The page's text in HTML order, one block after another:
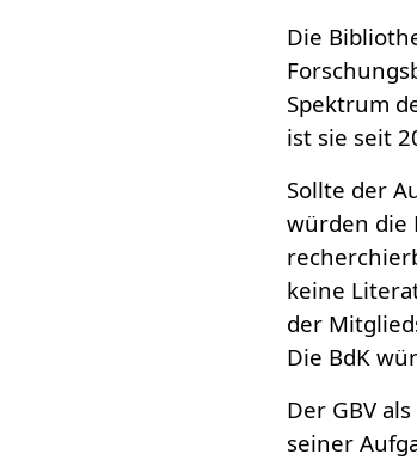
Die
Spektrum
ist sie seit
Sollte der
würden die
keine
der
Die BdK
Der GBV
seiner